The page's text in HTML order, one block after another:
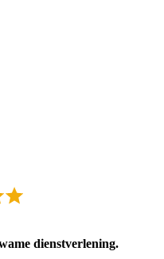
dienstverlening.